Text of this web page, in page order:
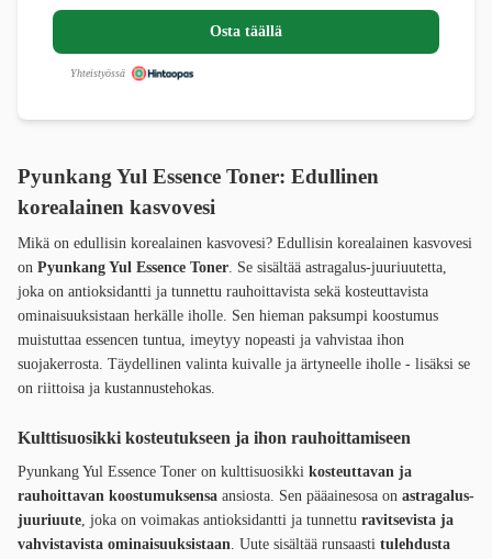
Osta täällä
Yhteistyössä
Pyunkang Yul Essence Toner: Edullinen
korealainen kasvovesi
Mikä on edullisin korealainen kasvovesi? Edullisin korealainen kasvovesi
on Pyunkang Yul Essence Toner. Se sisältää astragalus-juuriuutetta,
joka on antioksidantti ja tunnettu rauhoittavista sekä kosteuttavista
ominaisuuksistaan herkälle iholle. Sen hieman paksumpi koostumus
muistuttaa essencen tuntua, imeytyy nopeasti ja vahvistaa ihon
suojakerrosta. Täydellinen valinta kuivalle ja ärtyneelle iholle - lisäksi se
on riittoisa ja kustannustehokas.
Kulttisuosikki kosteutukseen ja ihon rauhoittamiseen
Pyunkang Yul Essence Toner on kulttisuosikki kosteuttavan ja
rauhoittavan koostumuksensa ansiosta. Sen pääainesosa on astragalus-
juuriuute, joka on voimakas antioksidantti ja tunnettu ravitsevista ja
vahvistavista ominaisuuksistaan. Uute sisältää runsaasti tulehdusta